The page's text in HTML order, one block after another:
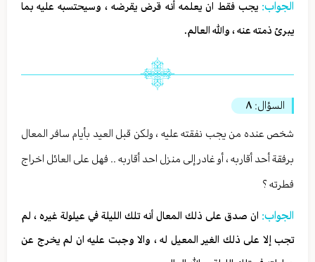
الجواب:يجب فقط ان يعلمه أنه قرض يقرضه ، وسيحتسبه عليه بما
يبرئ ذمته عنه ، والله العالم.
السؤال: ٨
شخص عنده من يجب نفقته عليه ، ولكن قبل العيد بأيام سافر المعال
برفقة أحد أقاربه ، أو غادر إلى منزل احد أقاربه .. فهل على العائل اخراج
فطرته ؟
الجواب: ان صدق على ذلك المعال أنه تلك الليلة في عيلولة غيره ، لم
تجب إلا على ذلك الغير المعيل له ، والا وجبت عليه ان لم يخرج عن